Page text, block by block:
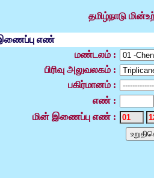
தமிழ்நாடு
எண்
மண்டலம் :
பிரிவு அலுவலகம் :
பகிர்மானம் :
எண் :
மின் இணைப்பு எண் :